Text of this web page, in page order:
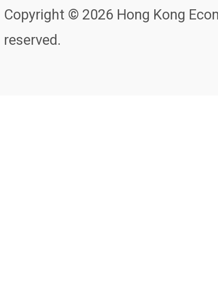
Copyright © 2026 Hong Kong
reserved.